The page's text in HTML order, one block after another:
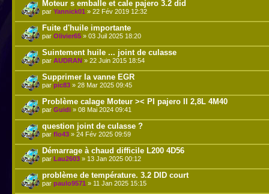
Moteur s emballe et cale pajero 3.2 did
par Yannick01 » 22 Fév 2019 12:32
Fuite d'huile importante
par Olivier65 » 03 Juil 2025 18:20
Suintement huile ... joint de culasse
par AUDRAN » 22 Juin 2015 18:54
Supprimer la vanne EGR
par pic83 » 28 Mar 2025 09:45
Problème calage Moteur >< PI pajero II 2,8L 4M40
par Guidi » 08 Mai 2024 09:41
question joint de culasse ?
par flo43 » 24 Fév 2025 09:59
Démarrage à chaud difficile L200 4D56
par Lau2603 » 13 Jan 2025 00:12
problème de température. 3.2 DID court
par paulo9571 » 11 Jan 2025 15:15